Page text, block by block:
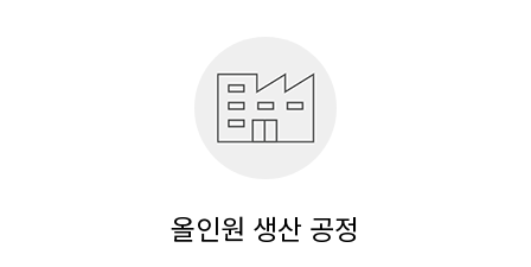
올인원 생산 공정